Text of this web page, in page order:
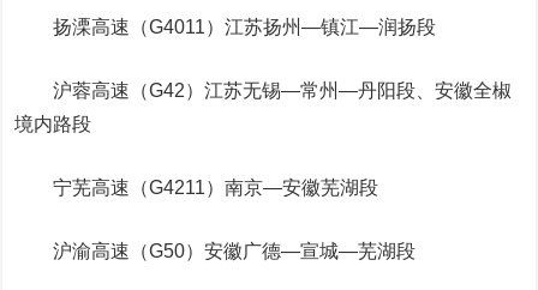
扬溧高速（G4011）江苏扬州—镇江—润扬段
沪蓉高速（G42）江苏无锡—常州—丹阳段、安徽全椒
境内路段
宁芜高速（G4211）南京—安徽芜湖段
沪渝高速（G50）安徽广德—宣城—芜湖段